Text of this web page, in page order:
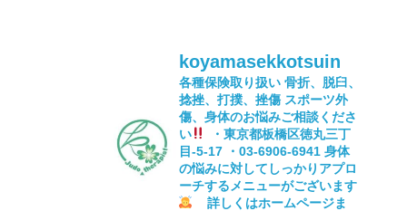
koyamasekkotsuin
各種保険取り扱い 骨折、脱臼、
捻挫、打撲、挫傷 スポーツ外
傷、身体のお悩みご相談くださ
い
・東京都板橋区徳丸三丁
目-5-17 ・03-6906-6941 身体
の悩みに対してしっかりアプロ
ーチするメニューがございます
詳しくはホームページま